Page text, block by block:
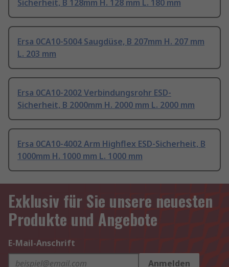
Sicherheit, B 128mm H. 128 mm L. 180 mm
Ersa 0CA10-5004 Saugdüse, B 207mm H. 207 mm
L. 203 mm
Ersa 0CA10-2002 Verbindungsrohr ESD-
Sicherheit, B 2000mm H. 2000 mm L. 2000 mm
Ersa 0CA10-4002 Arm Highflex ESD-Sicherheit, B
1000mm H. 1000 mm L. 1000 mm
Exklusiv für Sie unsere neuesten
Produkte und Angebote
E-Mail-Anschrift
Anmelden